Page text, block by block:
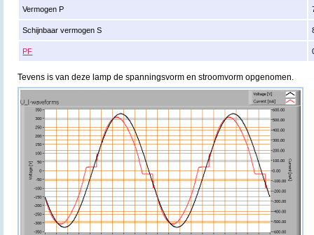
Vermogen P
Schijnbaar vermogen S
PF
Tevens is van deze lamp de spanningsvorm en stroomvorm opgenomen.